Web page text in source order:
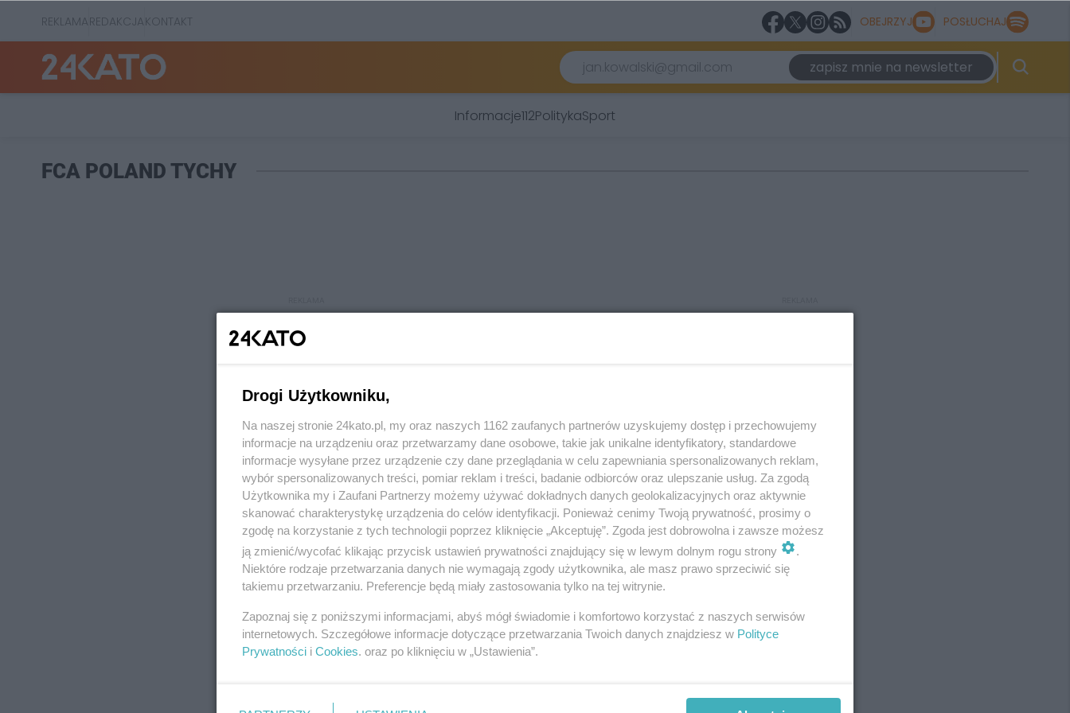
REKLAMAREDAKCJAKONTAKT OBEJRZYJ POSŁUCHAJ
zapisz mnie na newsletter
Informacje112PolitykaSport
FCA POLAND TYCHY
REKLAMA REKLAMA
Drogi Użytkowniku,
Na naszej stronie 24kato.pl, my oraz naszych 1162 zaufanych partnerów uzyskujemy dostęp i przechowujemy
informacje na urządzeniu oraz przetwarzamy dane osobowe, takie jak unikalne identyfikatory, standardowe
informacje wysyłane przez urządzenie czy dane przeglądania w celu zapewniania spersonalizowanych reklam,
wybór spersonalizowanych treści, pomiar reklam i treści, badanie odbiorców oraz ulepszanie usług. Za zgodą
Użytkownika my i Zaufani Partnerzy możemy używać dokładnych danych geolokalizacyjnych oraz aktywnie
skanować charakterystykę urządzenia do celów identyfikacji. Ponieważ cenimy Twoją prywatność, prosimy o
zgodę na korzystanie z tych technologii poprzez kliknięcie „Akceptuję”. Zgoda jest dobrowolna i zawsze możesz
ją zmienić/wycofać klikając przycisk ustawień prywatności znajdujący się w lewym dolnym rogu strony
.
Niektóre rodzaje przetwarzania danych nie wymagają zgody użytkownika, ale masz prawo sprzeciwić się
takiemu przetwarzaniu. Preferencje będą miały zastosowania tylko na tej witrynie.
Zapoznaj się z poniższymi informacjami, abyś mógł świadomie i komfortowo korzystać z naszych serwisów
internetowych. Szczegółowe informacje dotyczące przetwarzania Twoich danych znajdziesz w Polityce
Prywatności i Cookies. oraz po kliknięciu w „Ustawienia”.